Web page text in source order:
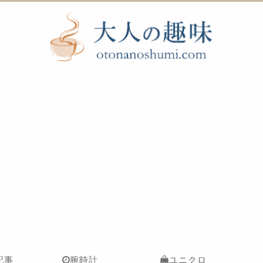
事 腕時計 ユニクロ